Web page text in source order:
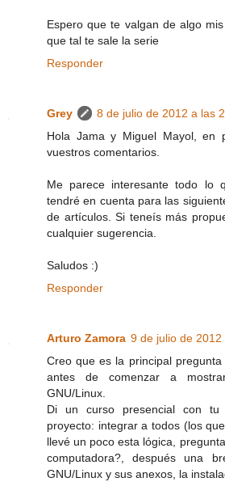
Espero que te valgan de algo
que tal te sale la serie
Responder
Grey
8 de julio de 2012 a las
Hola Jama y Miguel Mayol, en
vuestros comentarios.
Me parece interesante todo lo
tendré en cuenta para las
de artículos. Si teneís más
cualquier sugerencia.
Saludos :)
Responder
Arturo Zamora 9 de julio de 2012
Creo que es la principal
antes de comenzar a
GNU/Linux.
Di un curso presencial con
proyecto: integrar a todos (los
llevé un poco esta lógica,
computadora?, después una
GNU/Linux y sus anexos, la